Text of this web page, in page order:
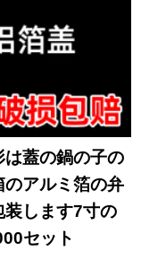
蓋の鍋の子の
のアルミ箔の弁
装します7寸の
セット